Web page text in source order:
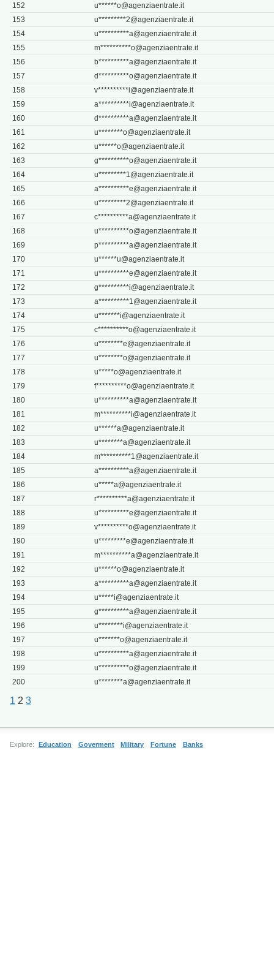
152
u******o@agenziaentrate.it
153
u*********2@agenziaentrate.it
154
u**********a@agenziaentrate.it
155
m**********o@agenziaentrate.it
156
b**********a@agenziaentrate.it
157
d**********o@agenziaentrate.it
158
v**********i@agenziaentrate.it
159
a**********i@agenziaentrate.it
160
d**********a@agenziaentrate.it
161
u********o@agenziaentrate.it
162
u******o@agenziaentrate.it
163
g**********o@agenziaentrate.it
164
u*********1@agenziaentrate.it
165
a**********e@agenziaentrate.it
166
u*********2@agenziaentrate.it
167
c**********a@agenziaentrate.it
168
u**********o@agenziaentrate.it
169
p**********a@agenziaentrate.it
170
u******u@agenziaentrate.it
171
u**********e@agenziaentrate.it
172
g**********i@agenziaentrate.it
173
a**********1@agenziaentrate.it
174
u*******i@agenziaentrate.it
175
c**********o@agenziaentrate.it
176
u********e@agenziaentrate.it
177
u********o@agenziaentrate.it
178
u*****o@agenziaentrate.it
179
f**********o@agenziaentrate.it
180
u**********a@agenziaentrate.it
181
m**********i@agenziaentrate.it
182
u******a@agenziaentrate.it
183
u********a@agenziaentrate.it
184
m**********1@agenziaentrate.it
185
a**********a@agenziaentrate.it
186
u*****a@agenziaentrate.it
187
r**********a@agenziaentrate.it
188
u**********e@agenziaentrate.it
189
v**********o@agenziaentrate.it
190
u*********e@agenziaentrate.it
191
m**********a@agenziaentrate.it
192
u******o@agenziaentrate.it
193
a**********a@agenziaentrate.it
194
u*****i@agenziaentrate.it
195
g**********a@agenziaentrate.it
196
u********i@agenziaentrate.it
197
u*******o@agenziaentrate.it
198
u**********a@agenziaentrate.it
199
u**********o@agenziaentrate.it
200
u********a@agenziaentrate.it
1 2 3
Explore: Education Goverment Military Fortune Banks